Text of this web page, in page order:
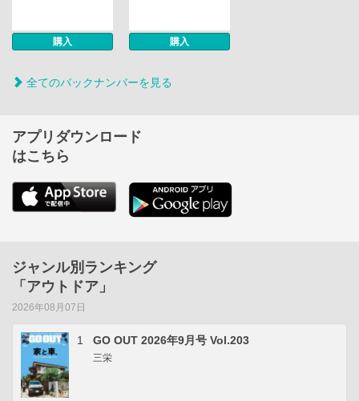
購入 購入
全てのバックナンバーを見る
アプリダウンロード
はこちら
ジャンル別ランキング
「アウトドア」
2026年08月07日
1 GO OUT 2026年9月号 Vol.203
三栄